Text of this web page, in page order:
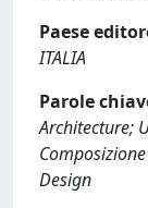
Paese
ITALIA
Parole
Architecture;
Design